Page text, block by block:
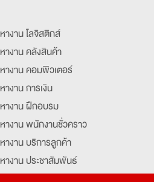
หางาน โลจิสติกส์
หางาน คลังสินค้า
หางาน คอมพิวเตอร์
หางาน การเงิน
หางาน ฝึกอบรม
หางาน พนักงานชั่วคราว
หางาน บริการลูกค้า
หางาน ประชาสัมพันธ์